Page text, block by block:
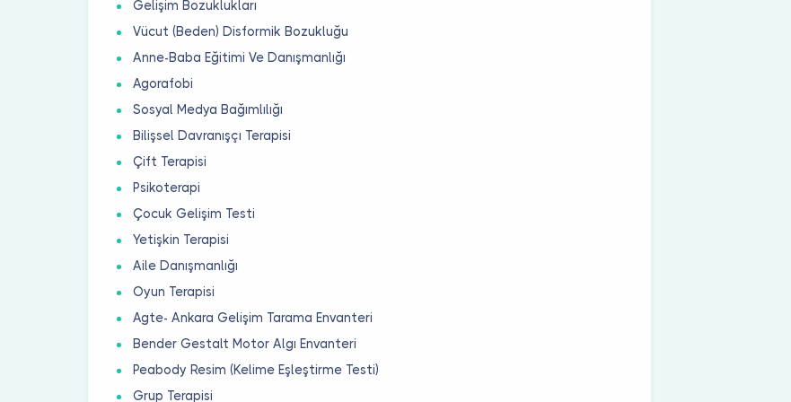
Gelişim Bozuklukları
Vücut (Beden) Disformik Bozukluğu
Anne-Baba Eğitimi Ve Danışmanlığı
Agorafobi
Sosyal Medya Bağımlılığı
Bilişsel Davranışçı Terapisi
Çift Terapisi
Psikoterapi
Çocuk Gelişim Testi
Yetişkin Terapisi
Aile Danışmanlığı
Oyun Terapisi
Agte- Ankara Gelişim Tarama Envanteri
Bender Gestalt Motor Algı Envanteri
Peabody Resim (Kelime Eşleştirme Testi)
Grup Terapisi